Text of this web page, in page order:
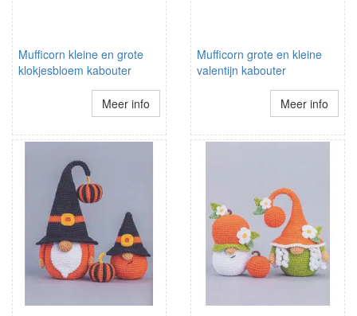
Mufficorn kleine en grote
klokjesbloem kabouter
Meer info
Mufficorn grote en kleine
valentijn kabouter
Meer info